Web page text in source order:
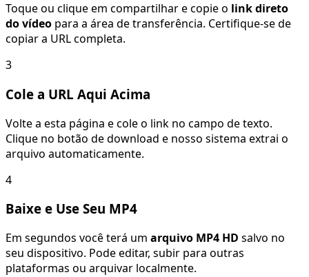
Toque ou clique em compartilhar e copie o link direto
do vídeo para a área de transferência. Certifique-se de
copiar a URL completa.
3
Cole a URL Aqui Acima
Volte a esta página e cole o link no campo de texto.
Clique no botão de download e nosso sistema extrai o
arquivo automaticamente.
4
Baixe e Use Seu MP4
Em segundos você terá um arquivo MP4 HD salvo no
seu dispositivo. Pode editar, subir para outras
plataformas ou arquivar localmente.